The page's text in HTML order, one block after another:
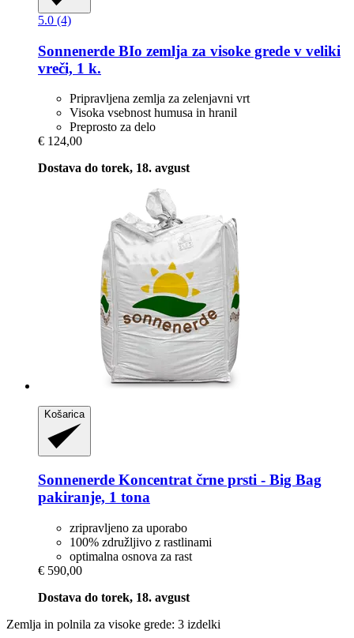
5.0 (4)
Sonnenerde BIo zemlja za visoke grede v veliki
vreči, 1 k.
Pripravljena zemlja za zelenjavni vrt
Visoka vsebnost humusa in hranil
Preprosto za delo
€ 124,00
Dostava do torek, 18. avgust
Košarica
Sonnenerde Koncentrat črne prsti -​ Big Bag
pakiranje, 1 tona
zripravljeno za uporabo
100% združljivo z rastlinami
optimalna osnova za rast
€ 590,00
Dostava do torek, 18. avgust
Zemlja in polnila za visoke grede: 3 izdelki